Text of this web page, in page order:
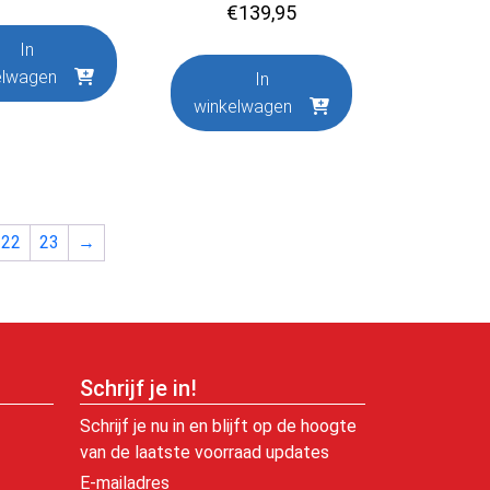
In
€139,95
In
winkelwagen
22 23 →
Schrijf je in!
Schrijf je nu in en blijft op de hoogte
van de laatste voorraad updates
E-mailadres